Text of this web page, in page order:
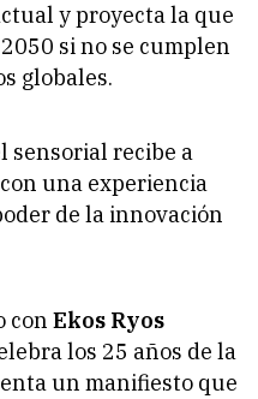
y proyecta la que
si no se cumplen
globales.
sensorial recibe a
una experiencia
de la innovación
con Ekos Ryos
los 25 años de la
un manifiesto que